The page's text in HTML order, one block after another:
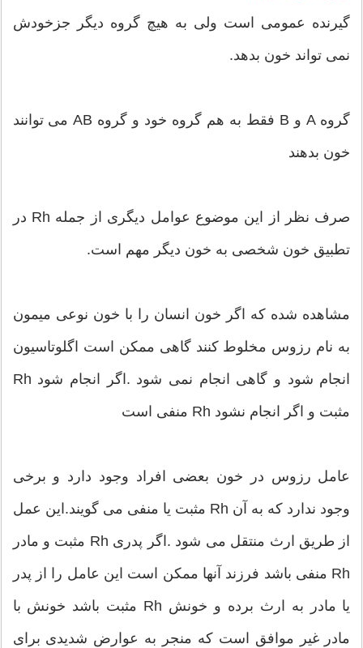
گیرنده عمومی است ولی به هیچ گروه دیگر جزخودش
نمی تواند خون بدهد.
گروه A و B فقط به هم گروه خود و گروه AB می توانند
خون بدهند
صرف نظر از این موضوع عوامل دیگری از جمله Rh در
تطبیق خون شخصی به خون دیگر مهم است.
مشاهده شده که اگر خون انسان را با خون نوعی میمون
به نام رزوس مخلوط کنند گاهی ممکن است اگلوتاسیون
انجام شود و گاهی انجام نمی شود .اگر انجام شود Rh
مثبت و اگر انجام نشود Rh منفی است
عامل رزوس در خون بعضی افراد وجود دارد و برخی
وجود ندارد که به آن Rh مثبت یا منفی می گویند.این عمل
از طریق ارث منتقل می شود .اگر پدری Rh مثبت و مادر
Rh منفی باشد فرزند آنها ممکن است این عامل را از پدر
یا مادر به ارث برده و خونش Rh مثبت باشد خونش با
مادر غیر موافق است که منجر به عوارض شدیدی برای